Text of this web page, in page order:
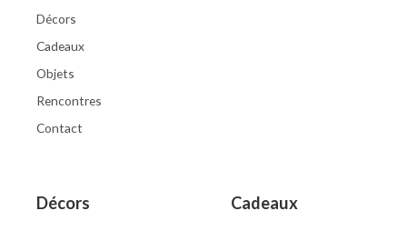
Décors
Cadeaux
Objets
Rencontres
Contact
Décors Cadeaux